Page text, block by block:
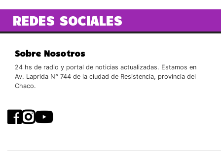
REDES SOCIALES
Sobre Nosotros
24 hs de radio y portal de noticias actualizadas. Estamos en
Av. Laprida N° 744 de la ciudad de Resistencia, provincia del
Chaco.